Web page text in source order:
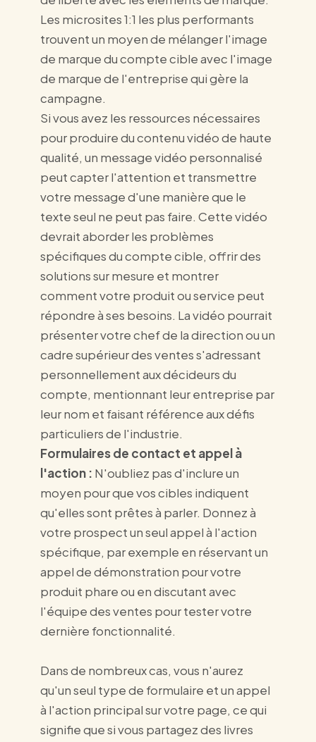
Les microsites 1:1 les plus performants
trouvent un moyen de mélanger l'image
de marque du compte cible avec l'image
de marque de l'entreprise qui gère la
campagne.
Si vous avez les ressources nécessaires
pour produire du contenu vidéo de haute
qualité, un message vidéo personnalisé
peut capter l'attention et transmettre
votre message d'une manière que le
texte seul ne peut pas faire. Cette vidéo
devrait aborder les problèmes
spécifiques du compte cible, offrir des
solutions sur mesure et montrer
comment votre produit ou service peut
répondre à ses besoins. La vidéo pourrait
présenter votre chef de la direction ou un
cadre supérieur des ventes s'adressant
personnellement aux décideurs du
compte, mentionnant leur entreprise par
leur nom et faisant référence aux défis
particuliers de l'industrie.
Formulaires de contact et appel à
l'action : N'oubliez pas d'inclure un
moyen pour que vos cibles indiquent
qu'elles sont prêtes à parler. Donnez à
votre prospect un seul appel à l'action
spécifique, par exemple en réservant un
appel de démonstration pour votre
produit phare ou en discutant avec
l'équipe des ventes pour tester votre
dernière fonctionnalité.
Dans de nombreux cas, vous n'aurez
qu'un seul type de formulaire et un appel
à l'action principal sur votre page, ce qui
signifie que si vous partagez des livres